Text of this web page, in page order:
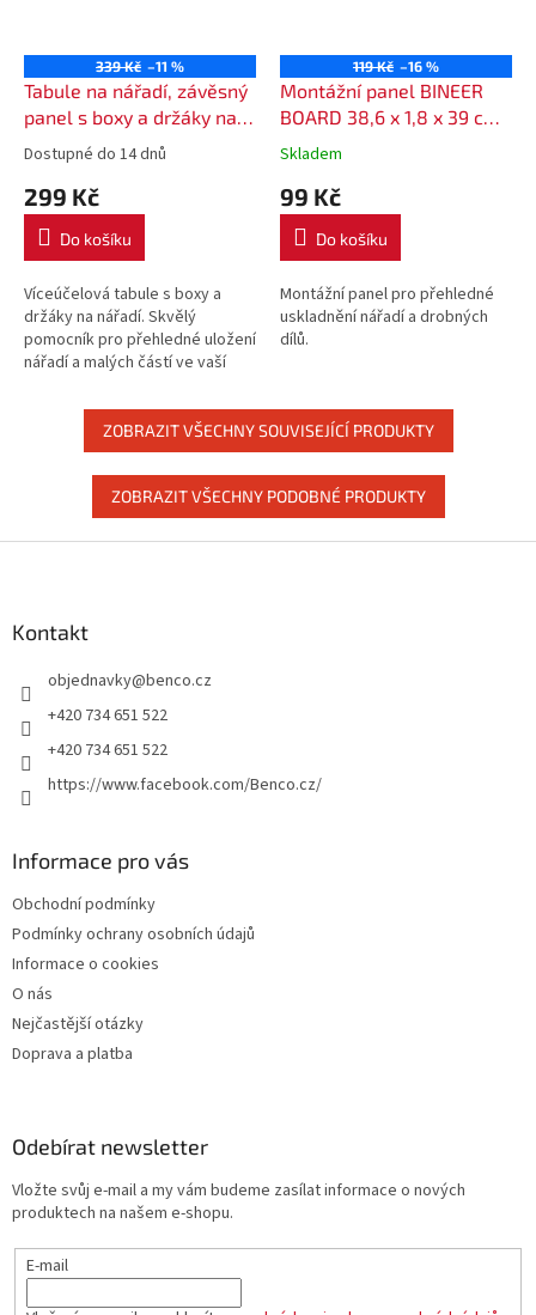
339 Kč –11 %
Tabule na nářadí, závěsný
panel s boxy a držáky na
nářadí ORDERLINE KOR4
Dostupné do 14 dnů
299 Kč
Do košíku
Víceúčelová tabule s boxy a
držáky na nářadí. Skvělý
pomocník pro přehledné uložení
nářadí a malých částí ve vaší
na zeď, 10 boxů různých...
119 Kč –16 %
Montážní panel BINEER
BOARD 38,6 x 1,8 x 39 cm
černý, 2 ks
Skladem
99 Kč
Do košíku
Montážní panel pro přehledné
uskladnění nářadí a drobných
dílů.
ZOBRAZIT VŠECHNY SOUVISEJÍCÍ PRODUKTY
ZOBRAZIT VŠECHNY PODOBNÉ PRODUKTY
Kontakt
objednavky@benco.cz
+420 734 651 522
+420 734 651 522
https://www.facebook.com/Benco.cz/
Informace pro vás
Obchodní podmínky
Podmínky ochrany osobních údajů
Informace o cookies
O nás
Nejčastější otázky
Doprava a platba
Odebírat newsletter
Vložte svůj e-mail a my vám budeme zasílat informace o nových
produktech na našem e-shopu.
E-mail